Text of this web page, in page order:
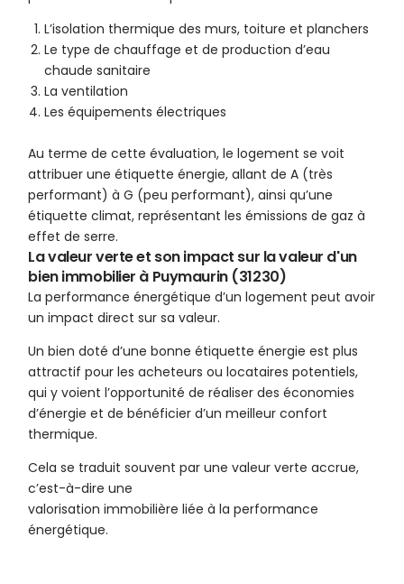
L’isolation thermique des murs, toiture et planchers
Le type de chauffage et de production d’eau
chaude sanitaire
La ventilation
Les équipements électriques
Au terme de cette évaluation, le logement se voit
attribuer une étiquette énergie, allant de A (très
performant) à G (peu performant), ainsi qu’une
étiquette climat, représentant les émissions de gaz à
effet de serre.
La valeur verte et son impact sur la valeur d'un
bien immobilier à Puymaurin (31230)
La performance énergétique d’un logement peut avoir
un impact direct sur sa valeur.
Un bien doté d’une bonne étiquette énergie est plus
attractif pour les acheteurs ou locataires potentiels,
qui y voient l’opportunité de réaliser des économies
d’énergie et de bénéficier d’un meilleur confort
thermique.
Cela se traduit souvent par une valeur verte accrue,
c’est-à-dire une
valorisation immobilière liée à la performance
énergétique.